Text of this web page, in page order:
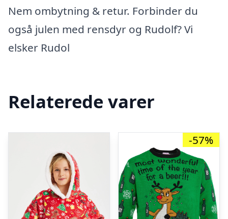
Nem ombytning & retur. Forbinder du
også julen med rensdyr og Rudolf? Vi
elsker Rudol
Relaterede varer
-57%